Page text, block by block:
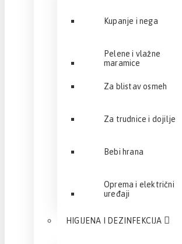
Kupanje i nega
Pelene i vlažne
maramice
Za blistav osmeh
Za trudnice i dojilje
Bebi hrana
Oprema i električni
uređaji
HIGIJENA I DEZINFEKCIJA